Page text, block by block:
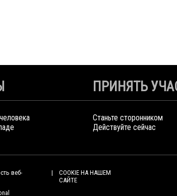
ПРИНЯТЬ
Станьте сторонником
Действуйте сейчас
веб-
COOKIE НА НАШЕМ
САЙТЕ